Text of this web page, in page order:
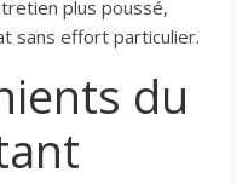
plus poussé,
sans effort particulier.
du